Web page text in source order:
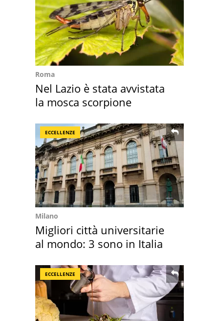
Roma
Nel Lazio è stata avvistata
la mosca scorpione
ECCELLENZE
Milano
Migliori città universitarie
al mondo: 3 sono in Italia
ECCELLENZE